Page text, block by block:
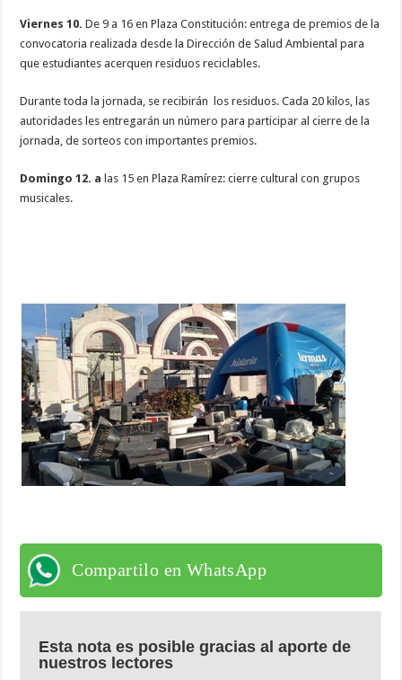
Viernes 10.De 9 a 16 en Plaza Constitución: entrega de premios de la
convocatoria realizada desde la Dirección de Salud Ambiental para
que estudiantes acerquen residuos reciclables.
Durante toda la jornada, se recibirán los residuos. Cada 20 kilos, las
autoridades les entregarán un número para participar al cierre de la
jornada, de sorteos con importantes premios.
Domingo 12. a las 15 en Plaza Ramírez: cierre cultural con grupos
musicales.
Compartilo en WhatsApp
Esta nota es posible gracias al aporte de
nuestros lectores